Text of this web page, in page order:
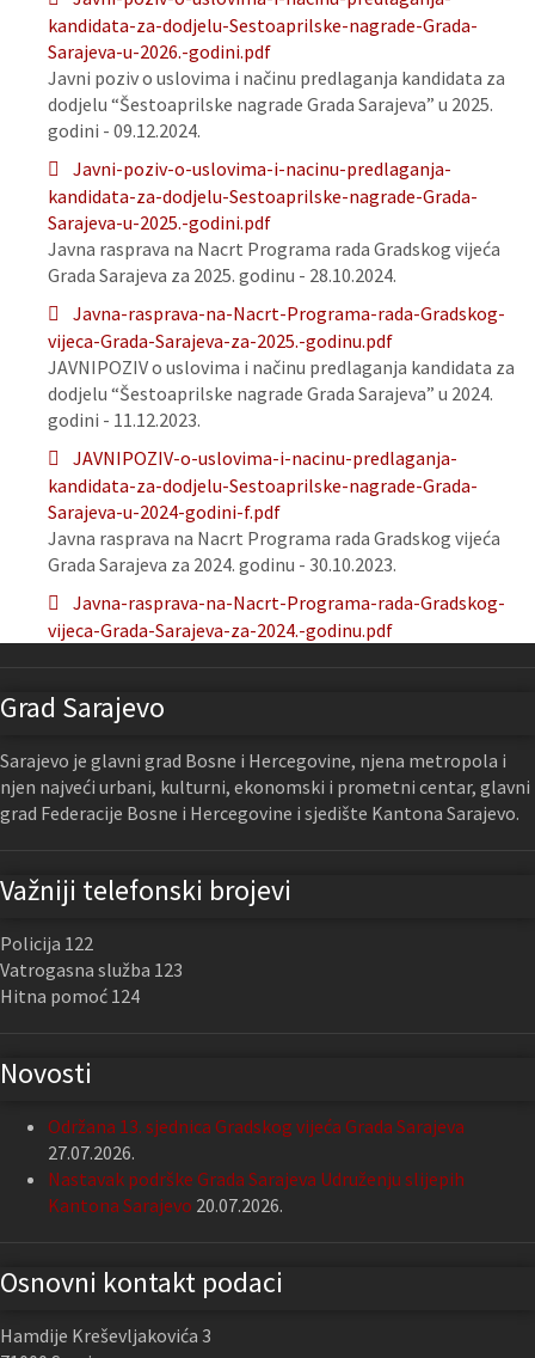
kandidata-za-dodjelu-Sestoaprilske-nagrade-Grada-
Sarajeva-u-2026.-godini.pdf
Javni poziv o uslovima i načinu predlaganja kandidata za
dodjelu “Šestoaprilske nagrade Grada Sarajeva” u 2025.
godini - 09.12.2024.
Javni-poziv-o-uslovima-i-nacinu-predlaganja-
kandidata-za-dodjelu-Sestoaprilske-nagrade-Grada-
Sarajeva-u-2025.-godini.pdf
Javna rasprava na Nacrt Programa rada Gradskog vijeća
Grada Sarajeva za 2025. godinu - 28.10.2024.
Javna-rasprava-na-Nacrt-Programa-rada-Gradskog-
vijeca-Grada-Sarajeva-za-2025.-godinu.pdf
JAVNIPOZIV o uslovima i načinu predlaganja kandidata za
dodjelu “Šestoaprilske nagrade Grada Sarajeva” u 2024.
godini - 11.12.2023.
JAVNIPOZIV-o-uslovima-i-nacinu-predlaganja-
kandidata-za-dodjelu-Sestoaprilske-nagrade-Grada-
Sarajeva-u-2024-godini-f.pdf
Javna rasprava na Nacrt Programa rada Gradskog vijeća
Grada Sarajeva za 2024. godinu - 30.10.2023.
Javna-rasprava-na-Nacrt-Programa-rada-Gradskog-
vijeca-Grada-Sarajeva-za-2024.-godinu.pdf
Grad Sarajevo
Sarajevo je glavni grad Bosne i Hercegovine, njena metropola i
njen najveći urbani, kulturni, ekonomski i prometni centar, glavni
grad Federacije Bosne i Hercegovine i sjedište Kantona Sarajevo.
Važniji telefonski brojevi
Policija 122
Vatrogasna služba 123
Hitna pomoć 124
Novosti
Održana 13. sjednica Gradskog vijeća Grada Sarajeva
27.07.2026.
Nastavak podrške Grada Sarajeva Udruženju slijepih
Kantona Sarajevo 20.07.2026.
Osnovni kontakt podaci
Hamdije Kreševljakovića 3